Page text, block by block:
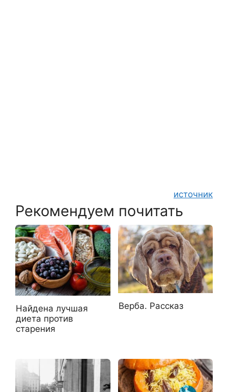
источник
Рекомендуем почитать
Найдена лучшая
диета против
старения
Верба. Рассказ